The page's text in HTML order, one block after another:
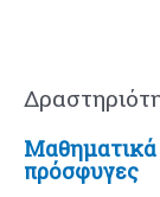
Μαθηματικά
πρόσφυγες